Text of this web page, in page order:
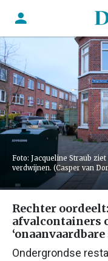
Foto: Jacqueline Straub
verdwijnen. (Casper van
Rechter
afvalcontainers
Ondergrondse